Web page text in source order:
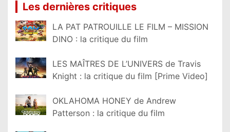
Les dernières critiques
LA PAT PATROUILLE LE FILM – MISSION
DINO : la critique du film
LES MAÎTRES DE L’UNIVERS de Travis
Knight : la critique du film [Prime Video]
OKLAHOMA HONEY de Andrew
Patterson : la critique du film